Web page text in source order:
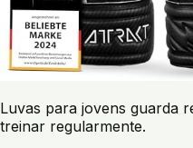
Luvas para jovens guarda
treinar regularmente.